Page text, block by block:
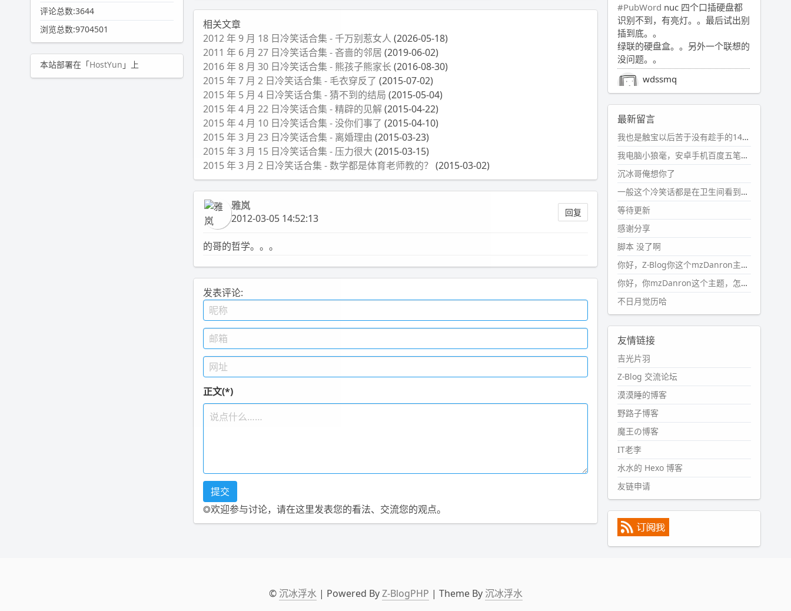
相关文章
2012 年 9 月 18 日冷笑话合集 - 千万别惹女人 (2026-05-18)
2011 年 6 月 27 日冷笑话合集 - 吝啬的邻居 (2019-06-02)
2016 年 8 月 30 日冷笑话合集 - 熊孩子熊家长 (2016-08-30)
2015 年 7 月 2 日冷笑话合集 - 毛衣穿反了 (2015-07-02)
2015 年 5 月 4 日冷笑话合集 - 猜不到的结局 (2015-05-04)
2015 年 4 月 22 日冷笑话合集 - 精辟的见解(2015-04-22)
2015 年 4 月 10 日冷笑话合集 - 没你们事了 (2015-04-10)
2015 年 3 月 23 日冷笑话合集 - 离婚理由 (2015-03-23)
2015 年 3 月 15 日冷笑话合集 - 压力很大 (2015-03-15)
2015 年 3 月 2 日冷笑话合集 - 数学都是体育老师教的？ (2015-03-02)
雅岚
2012-03-05 14:52:13
回复
的哥的哲学。。。
发表评论:
正文(*)
◎欢迎参与讨论，请在这里发表您的看法、交流您的观点。
评论总数:3644
浏览总数:9704501
本站部署在「HostYun 」上
#PubWord nuc 四个口插硬盘都
识别不到，有亮灯。。最后试出别
插到底。。
绿联的硬盘盒。。另外一个联想的
没问题。。
wdssmq
2024-11-19 17:31:51
#PubWord近期观影记录：超级
马里奥，死侍与金刚狼。。
wdssmq
2024-10-08 10:12:25
#PubWord搬家也告一段落，虽
然搬过来的东西还得归置，新衣柜
虽说已经散俩月味儿了，但还是不
想放衣服进去。
wdssmq
2024-09-23 21:00:49
#PubWord
一次？？碎雨集_沉冰浮水_第1页
https://www.wdssmq.com/ta
g/%E7%A2%8E%E9%9B%A8%E
9%9B%86/
wdssmq
2024-09-23 20:58:40
话，2024 年目前只发了 13 条
嘟？？？？
wdssmq
2024-09-15 10:32:07
#PubWordVSCode 内 git 操作卡
住的时候没办法主动取消一直是个
痛点，一般都是推送或拉取，今天
连提交都卡了。。
wdssmq
#PubWord又一个夏天过去了，
所以今年也没买防水鞋套；然后天
凉了，为了应对踢被子买了睡袋，
不知道 1.2 米会不会略窄。。
最新留言
我也是触宝以后苦于没有趁手的14键五笔键盘久矣上面那位兄台用的百度双键点划布局我也用过很久，那个皮肤做得很粗糙，个别键位的触发区域是错位的，快速打字时很容易出错，修改它的皮肤文件校正后勉强能用，但早年出的皮肤分辨率太低，实在谈不上美观。百度小米定制版的商店里有一个"小黑板"皮肤还不错(百度官方输入法商店里没有)，但那个风格我不喜欢这两天找到了一个叫"森林集"的公众号，开发了海量的皮肤，很多都有14键版本，付费但很便宜，几块钱，终于有自己满意的输入法了搜了一下，这个工作室还是百度的官方合作伙伴，不知道为什么14键作品都不在官方商店上架，难道是百度官方在刻意放弃14键？
我电脑小狼毫，安卓手机百度五笔，皮肤用的双键点划，挺好的。
沉冰哥俺想你了
一般这个冷笑话都是在卫生间看到的多
等待更新
感谢分享
脚本 没了啊
你好，Z-Blog你这个mzDanron主题，怎么去除文章标题图像和文章摘要，仅显示标题，感谢回复！
你好，你mzDanron这个主题，怎么去除文章标题的图像和文章摘要！仅显示标题，感谢回复解决！
不日月觉历哈
友情链接
吉光片羽
Z-Blog 交流论坛
漠漠睡的博客
野路子博客
魔王の博客
IT老李
水水的 Hexo 博客
友链申请
© 沉冰浮水| Powered ByZ-BlogPHP | Theme By 沉冰浮水